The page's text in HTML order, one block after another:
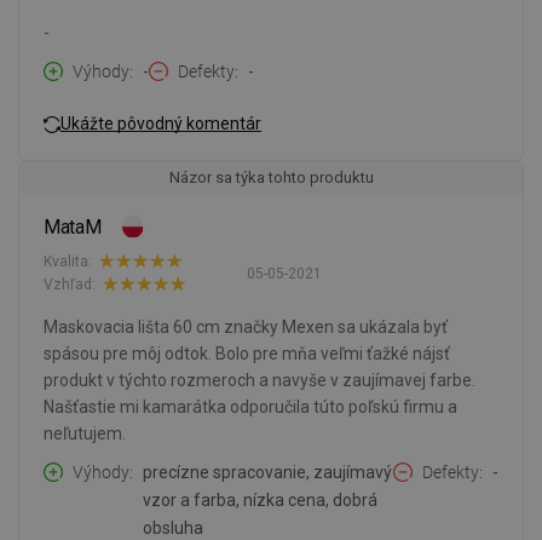
-
Výhody
- Defekty -
Ukážte pôvodný komentár
Názor sa týka tohto produktu
MataM
05-05-2021
Kvalita:
Vzhľad:
Maskovacia lišta 60 cm značky Mexen sa ukázala byť
spásou pre môj odtok. Bolo pre mňa veľmi ťažké nájsť
produkt v týchto rozmeroch a navyše v zaujímavej farbe.
Našťastie mi kamarátka odporučila túto poľskú firmu a
neľutujem.
Výhody
precízne spracovanie, zaujímavý
vzor a farba, nízka cena, dobrá
obsluha
Defekty -